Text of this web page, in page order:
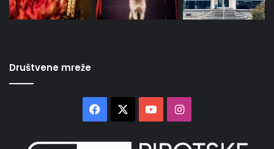
Društvene mreže
Facebook YouTubeInstagram